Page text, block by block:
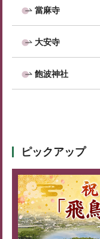
當麻寺
大安寺
飽波神社
ピックアップ